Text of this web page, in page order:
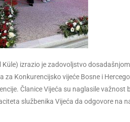
izrazio je zadovoljstvo
Konkurencijsko vijeće Bosne i
Članice Vijeća su naglasile važnost
službenika Vijeća da odgovore na